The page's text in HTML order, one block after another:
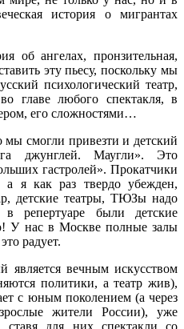
история о мигрантах
об ангелах, пронзительная,
эту пьесу, поскольку мы
психологический театр,
главе любого спектакля, в
его сложностями…
мы смогли привезти и детский
джунглей. Маугли». Это
гастролей». Прокатчики
а я как раз твердо убежден,
детские театры, ТЮЗы надо
репертуаре были детские
У нас в Москве полные залы
радует.
является вечным искусством
политики, а театр жив),
с юным поколением (а через
жители России), уже
для них спектакли со